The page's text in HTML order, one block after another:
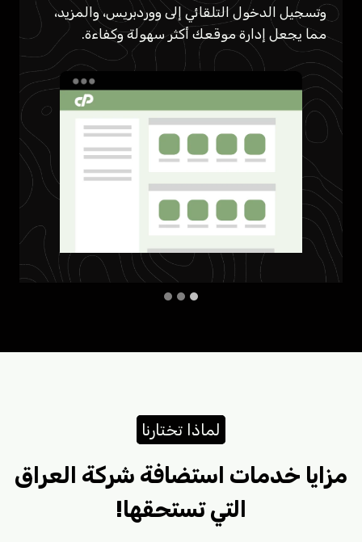
وتسجيل الدخول التلقائي إلى ووردبريس، والمزيد،
مما يجعل إدارة موقعك أكثر سهولة وكفاءة.
لماذا تختارنا
مزايا خدمات استضافة شركة العراق
التي تستحقها!